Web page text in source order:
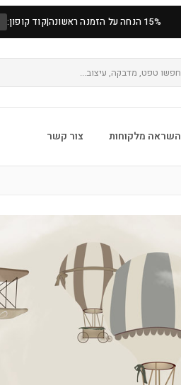
15% הנחה על הזמנה ראשונה |קוד קופון:
השראה מלקוחות צור קשר